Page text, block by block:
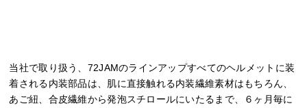
当社で取り扱う、72JAMのラインアップすべてのヘルメットに装
着される内装部品は、肌に直接触れる内装繊維素材はもちろん、
あご紐、合皮繊維から発泡スチロールにいたるまで、６ヶ月毎に